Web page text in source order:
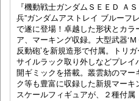
『機動戦士ガンダムＳＥＥＤ Ａ
兵”ガンダムアストレイ ブルーフ
で遂に登場！卓越した形状とカラ
ア、マーキング収録。大型武器‘
反動砲’を新規造形で付属。トリ
サイルラック取り外しなどプレ
開ギミックを搭載。叢雲劾のマ
ク等も豊富に収録した新規マー
スケールフィギュアが、２種付属